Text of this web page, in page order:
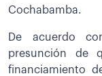
Cochabamba.
De acuerdo
presunción de
financiamiento